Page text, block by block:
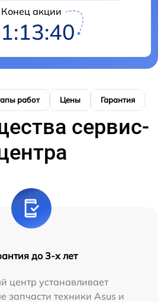
Конец акции
работ Цены Гарантия
сервис-
до 3-х лет
центр устанавливает
запчасти техники Asus и